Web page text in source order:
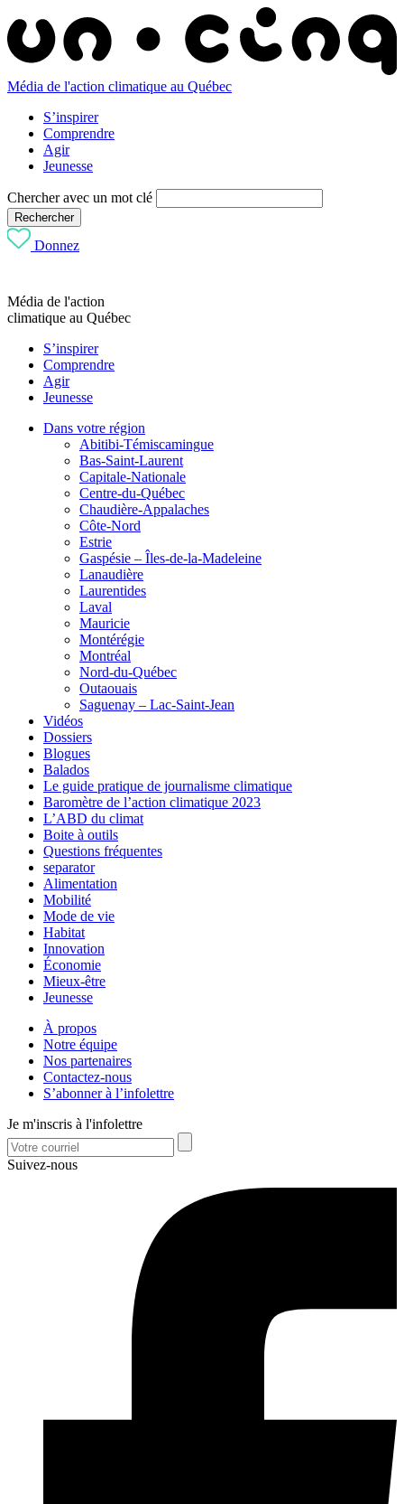
Média de l'action climatique au Québec
S’inspirer
Comprendre
Agir
Jeunesse
Chercher avec un mot clé
Rechercher
Donnez
Média de l'action
climatique au Québec
S’inspirer
Comprendre
Agir
Jeunesse
Dans votre région
Abitibi-Témiscamingue
Bas-Saint-Laurent
Capitale-Nationale
Centre-du-Québec
Chaudière-Appalaches
Côte-Nord
Estrie
Gaspésie – Îles-de-la-Madeleine
Lanaudière
Laurentides
Laval
Mauricie
Montérégie
Montréal
Nord-du-Québec
Outaouais
Saguenay – Lac-Saint-Jean
Vidéos
Dossiers
Blogues
Balados
Le guide pratique de journalisme climatique
Baromètre de l’action climatique 2023
L’ABD du climat
Boite à outils
Questions fréquentes
separator
Alimentation
Mobilité
Mode de vie
Habitat
Innovation
Économie
Mieux-être
Jeunesse
À propos
Notre équipe
Nos partenaires
Contactez-nous
S’abonner à l’infolettre
Je m'inscris à l'infolettre
Suivez-nous